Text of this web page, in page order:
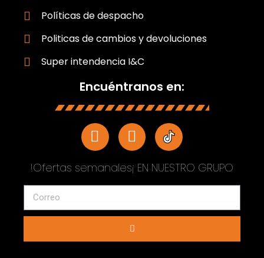
Políticas de despacho
Politicas de cambios y devoluciones
Super intendencia I&C
Encuéntranos en:
!Ofertas semanales¡ EN NUESTRO GRUPO